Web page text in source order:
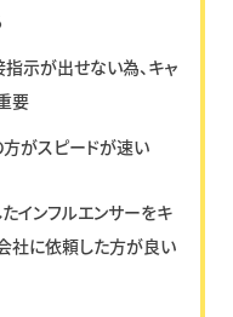
示が出せない為、キャ
要
がスピードが速い
インフルエンサーをキ
社に依頼した方が良い